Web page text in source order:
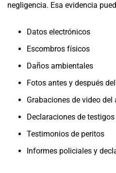
negligencia. Esa evidencia
Datos electrónicos
Escombros físicos
Daños ambientales
Fotos antes y después
Grabaciones de video del
Declaraciones de testigos
Testimonios de peritos
Informes policiales y